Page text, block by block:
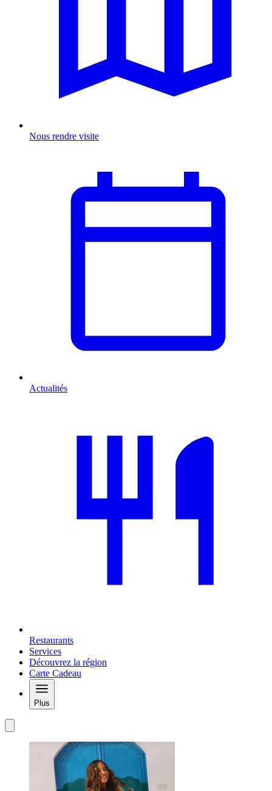
Nous rendre visite
Actualités
Restaurants
Services
Découvrez la région
Carte Cadeau
Plus